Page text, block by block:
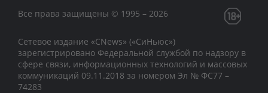
Все права защищены © 1995 – 2026
Сетевое издание «CNews» («СиНьюс»)
зарегистрировано Федеральной службой по надзору в
сфере связи, информационных технологий и массовых
коммуникаций 09.11.2018 за номером Эл № ФС77 –
74283